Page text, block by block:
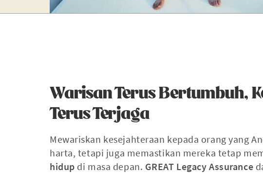
Warisan Terus Bertumbuh,
Terus Terjaga
Mewariskan kesejahteraan kepada orang yang
harta, tetapi juga memastikan mereka tetap
hidup di masa depan. GREAT Legacy Assurance